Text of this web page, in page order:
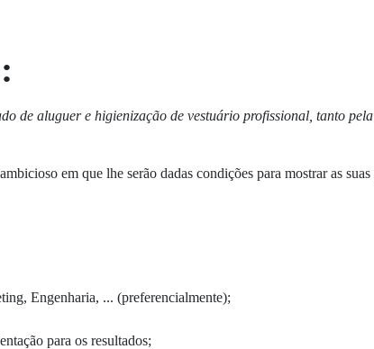
de aluguer e higienização de vestuário profissional, tanto
em que lhe serão dadas condições para mostrar as
Engenharia, ... (preferencialmente);
para os resultados;